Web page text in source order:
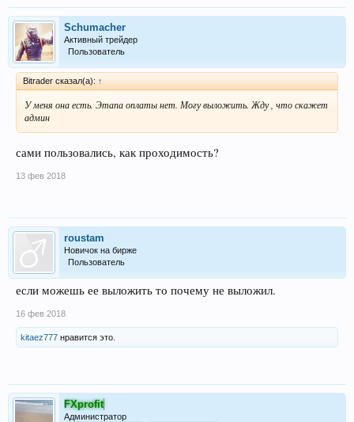
Schumacher
Активный трейдер
Пользователь
Bitrader сказал(а): ↑
У меня она есть. Этапа оплаты нет. Могу выложить. Жду , что скажет
админ
сами пользовались, как проходимость?
13 фев 2018
roustam
Новичок на бирже
Пользователь
если можешь ее выложить то почему не выложил.
16 фев 2018
kitaez777 нравится это.
FXprofit
Администратор